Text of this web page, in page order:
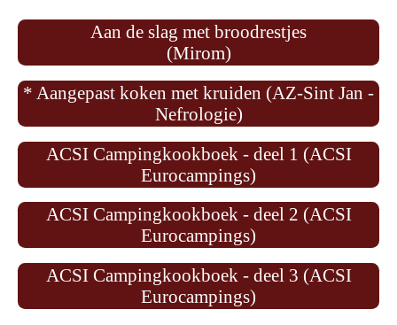
Aan de slag met broodrestjes
(Mirom)
* Aangepast koken met kruiden (AZ-Sint Jan -
Nefrologie)
ACSI Campingkookboek - deel 1 (ACSI
Eurocampings)
ACSI Campingkookboek - deel 2 (ACSI
Eurocampings)
ACSI Campingkookboek - deel 3 (ACSI
Eurocampings)